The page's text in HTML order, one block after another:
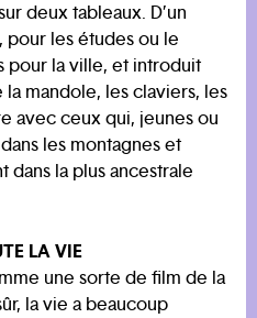
deux tableaux. D’un
pour les études ou le
pour la ville, et introduit
mandole, les claviers, les
avec ceux qui, jeunes ou
les montagnes et
la plus ancestrale
LA VIE
une sorte de film de la
la vie a beaucoup